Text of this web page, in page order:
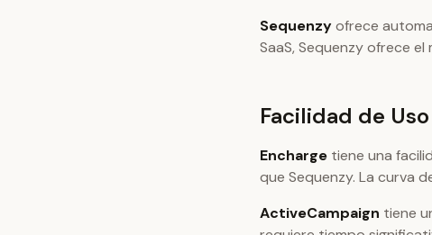
Sequenzyofrece
SaaS, Sequenzy ofrece
Facilidad de Uso
Encharge tiene una
que Sequenzy. La curva
ActiveCampaign tiene